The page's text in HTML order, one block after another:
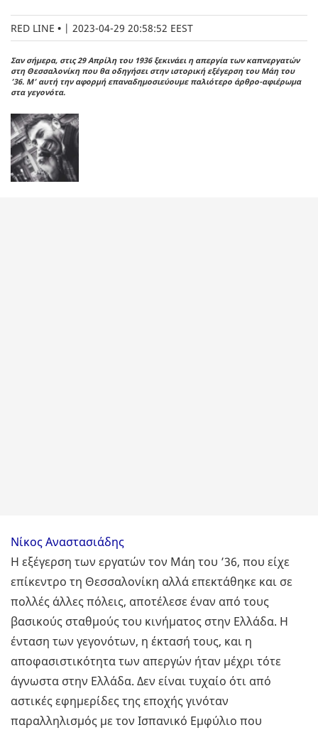
RED LINE | 2023-04-29 20:58:52 EEST
Σαν σήμερα, στις 29 Απρίλη του 1936 ξεκινάει η απεργία των καπνεργατών
στη Θεσσαλονίκη που θα οδηγήσει στην ιστορική εξέγερση του Μάη του
’36. Μ’ αυτή την αφορμή επαναδημοσιεύουμε παλιότερο άρθρο-αφιέρωμα
στα γεγονότα.
Νίκος Αναστασιάδης
Η εξέγερση των εργατών τον Μάη του ’36, που είχε
επίκεντρο τη Θεσσαλονίκη αλλά επεκτάθηκε και σε
πολλές άλλες πόλεις, αποτέλεσε έναν από τους
βασικούς σταθμούς του κινήματος στην Ελλάδα. Η
ένταση των γεγονότων, η έκτασή τους, και η
αποφασιστικότητα των απεργών ήταν μέχρι τότε
άγνωστα στην Ελλάδα. Δεν είναι τυχαίο ότι από
αστικές εφημερίδες της εποχής γινόταν
παραλληλισμός με τον Ισπανικό Εμφύλιο που